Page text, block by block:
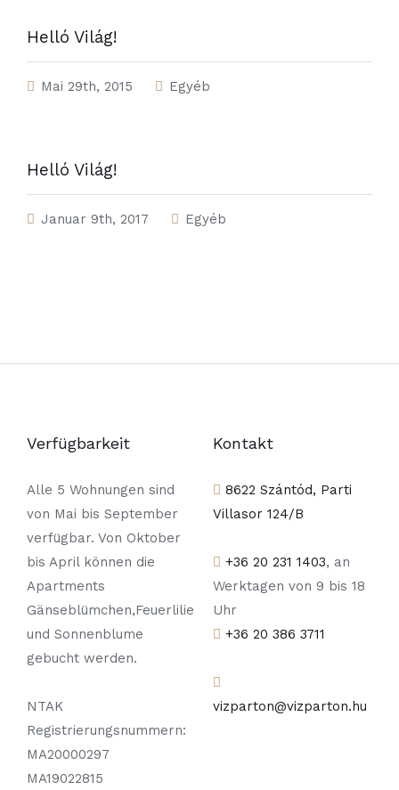
Helló Világ!
Mai 29th, 2015 Egyéb
Helló Világ!
Januar 9th, 2017 Egyéb
Verfügbarkeit
Alle 5 Wohnungen sind
von Mai bis September
verfügbar. Von Oktober
bis April können die
Apartments
Gänseblümchen,Feuerlilie
und Sonnenblume
gebucht werden.
NTAK
Registrierungsnummern:
MA20000297
MA19022815
Kontakt
8622 Szántód, Parti
Villasor 124/B
+36 20 231 1403, an
Werktagen von 9 bis 18
Uhr
+36 20 386 3711
vizparton@vizparton.hu